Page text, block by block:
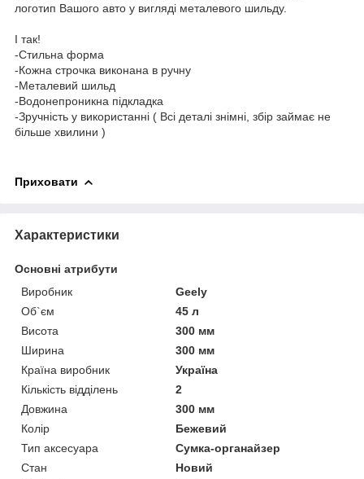
логотип Вашого авто у вигляді металевого шильду.
І так!
-Стильна форма
-Кожна строчка виконана в ручну
-Металевий шильд
-Водонепроникна підкладка
-Зручність у використанні ( Всі деталі знімні, збір займає не
більше хвилини )
Приховати
Характеристики
Основні атрибути
Виробник
Geely
Об`єм
45 л
Висота
300 мм
Ширина
300 мм
Країна виробник
Україна
Кількість відділень
2
Довжина
300 мм
Колір
Бежевий
Тип аксесуара
Сумка-органайзер
Стан
Новий